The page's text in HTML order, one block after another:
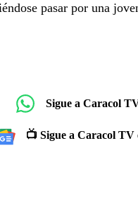
pasar por una
Sigue a Caracol
📺 Sigue a Caracol TV